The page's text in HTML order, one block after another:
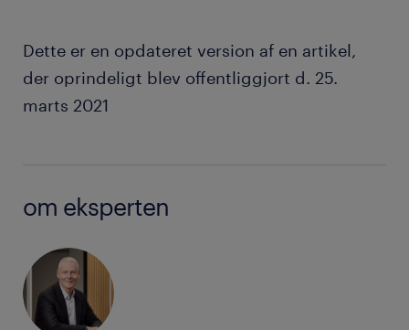
Dette er en opdateret version af en artikel,
der oprindeligt blev offentliggjort d. 25.
marts 2021
om eksperten